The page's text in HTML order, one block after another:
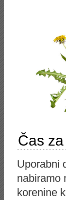
Čas
Uporabni
nabiramo
korenine